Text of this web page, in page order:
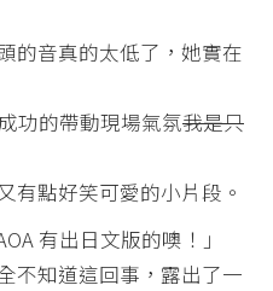
的音真的太低了，她實在
功的帶動現場氣氛我是只
有點好笑可愛的小片段。
有出日文版的噢！」
不知道這回事，露出了一